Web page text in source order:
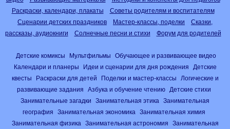
Раскраски, календари, плакаты
Советы родителям и воспитателям
Сценарии детских праздников
Мастер-классы, поделки
Сказки,
рассказы, аудиокниги
Солнечные песни и стихи Форум для родителей
Детские комиксы Мультфильмы
Обучающее и развивающее видео
Календари и планеры
Идеи и сценарии для дня рождения
Детские
квесты
Раскраски для детей Поделки и мастер-классы
Логические и
развивающие задания
Азбука и обучение чтению
Детские стихи
Занимательные загадки
Занимательная этика
Занимательная
география
Занимательная экономика
Занимательная химия
Занимательная физика
Занимательная астрономия
Занимательная